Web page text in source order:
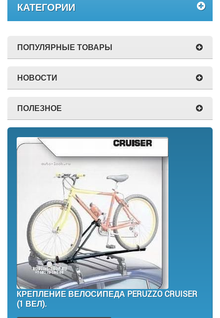
КАТЕГОРИИ
ПОПУЛЯРНЫЕ ТОВАРЫ
НОВОСТИ
ПОЛЕЗНОЕ
КРЕПЛЕНИЕ ВЕЛОСИПЕДА PERUZZO CRUISER
(1 ВЕЛ).